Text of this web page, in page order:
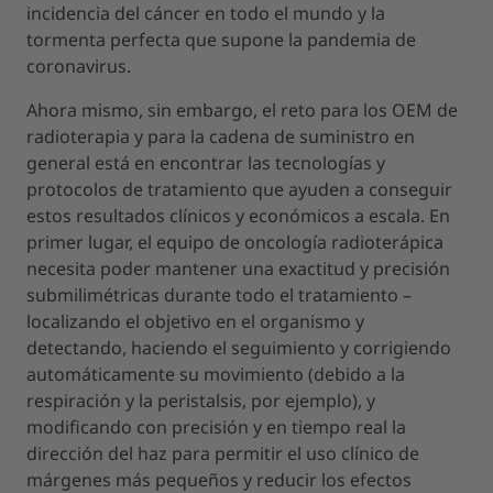
incidencia del cáncer en todo el mundo y la
tormenta perfecta que supone la pandemia de
coronavirus.
Ahora mismo, sin embargo, el reto para los OEM de
radioterapia y para la cadena de suministro en
general está en encontrar las tecnologías y
protocolos de tratamiento que ayuden a conseguir
estos resultados clínicos y económicos a escala. En
primer lugar, el equipo de oncología radioterápica
necesita poder mantener una exactitud y precisión
submilimétricas durante todo el tratamiento –
localizando el objetivo en el organismo y
detectando, haciendo el seguimiento y corrigiendo
automáticamente su movimiento (debido a la
respiración y la peristalsis, por ejemplo), y
modificando con precisión y en tiempo real la
dirección del haz para permitir el uso clínico de
márgenes más pequeños y reducir los efectos